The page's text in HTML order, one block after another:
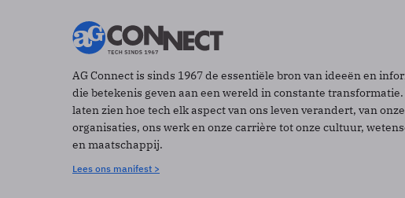
AG Connect is sinds 1967 de essentiële bron van ideeën en
die betekenis geven aan een wereld in constante
laten zien hoe tech elk aspect van ons leven verandert, van onze
organisaties, ons werk en onze carrière tot onze cultuur,
en maatschappij.
Lees ons manifest >